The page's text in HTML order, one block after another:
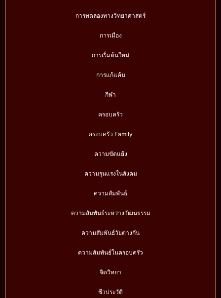
การทดลองทางวิทยาศาสตร์
การเมือง
การเริ่มต้นใหม่
การแก้แค้น
กีฬา
ครอบครัว
ครอบครัว Family
ความขัดแย้ง
ความรุนแรงในสังคม
ความสัมพันธ์
ความสัมพันธ์ระหว่างวัฒนธรรม
ความสัมพันธ์วัยต่างกัน
ความสัมพันธ์ในครอบครัว
จิตวิทยา
ชีวประวัติ